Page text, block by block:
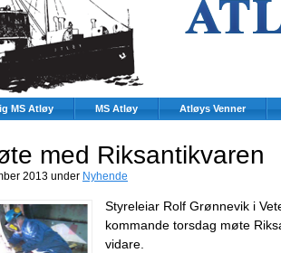
MS Atløy MS Atløy Atløys Venner
med Riksantikvaren
2013 under Nyhende
Styreleiar Rolf Grønnevik i
kommande torsdag møte
vidare.